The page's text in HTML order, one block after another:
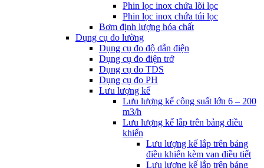
Phin lọc inox chứa lõi lọc
Phin lọc inox chứa túi lọc
Bơm định lượng hóa chất
Dụng cụ đo lường
Dụng cụ đo độ dẫn điện
Dụng cụ đo điện trở
Dụng cụ đo TDS
Dụng cụ đo PH
Lưu lượng kế
Lưu lượng kế công suất lớn 6 – 200
m3/h
Lưu lượng kế lắp trên bảng điều
khiển
Lưu lượng kế lắp trên bảng
điều khiển kèm van điều tiết
Lưu lượng kế lắp trên bảng